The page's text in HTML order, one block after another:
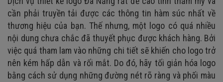
cần phải truyền tải được các thông tin hàm súc nhất về
thương hiệu của bạn. Thế nhưng, một logo có quá nhiều
nội dung chưa chắc đã thuyết phục được khách hàng. Bởi
việc quá tham lam vào những chi tiết sẽ khiến cho logo trở
nên kém hấp dẫn và rối mắt. Do đó, hãy tối giản hóa logo
bằng cách sử dụng những đường nét rõ ràng và phối màu